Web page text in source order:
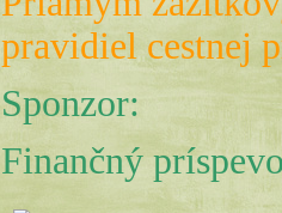
pravidiel cestnej
Sponzor:
Finančný